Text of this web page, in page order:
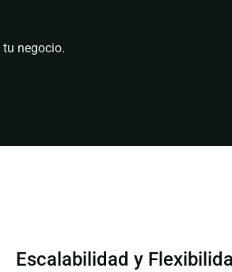
negocio.
Escalabilidad y